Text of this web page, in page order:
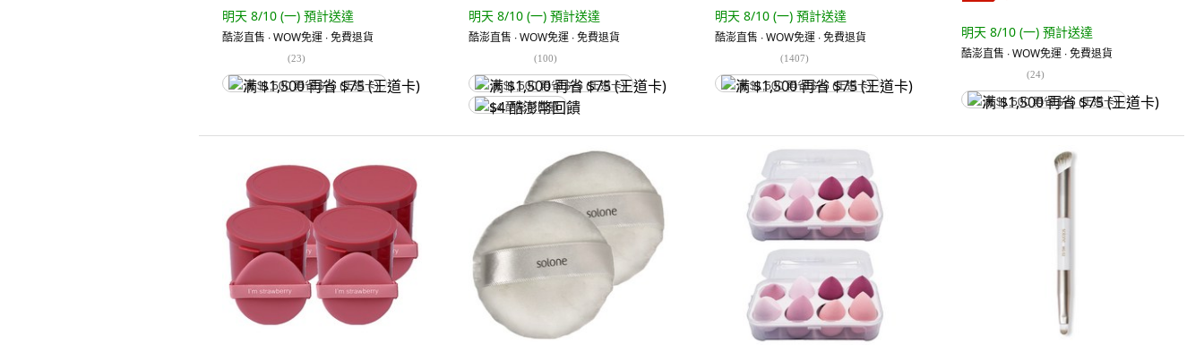
明天 8/10 (一) 預計送達
酷澎直售 ∙ WOW免運 ∙ 免費退貨
(23)
满 $1,500 再省 $75 (王道卡)
明天 8/10 (一) 預計送達
酷澎直售 ∙ WOW免運 ∙ 免費退貨
(100)
满 $1,500 再省 $75 (王道卡)
$4 酷澎幣回饋
明天 8/10 (一) 預計送達
酷澎直售 ∙ WOW免運 ∙ 免費退貨
(1407)
满 $1,500 再省 $75 (王道卡)
明天 8/10 (一) 預計送達
酷澎直售 ∙ WOW免運 ∙ 免費退貨
(24)
满 $1,500 再省 $75 (王道卡)